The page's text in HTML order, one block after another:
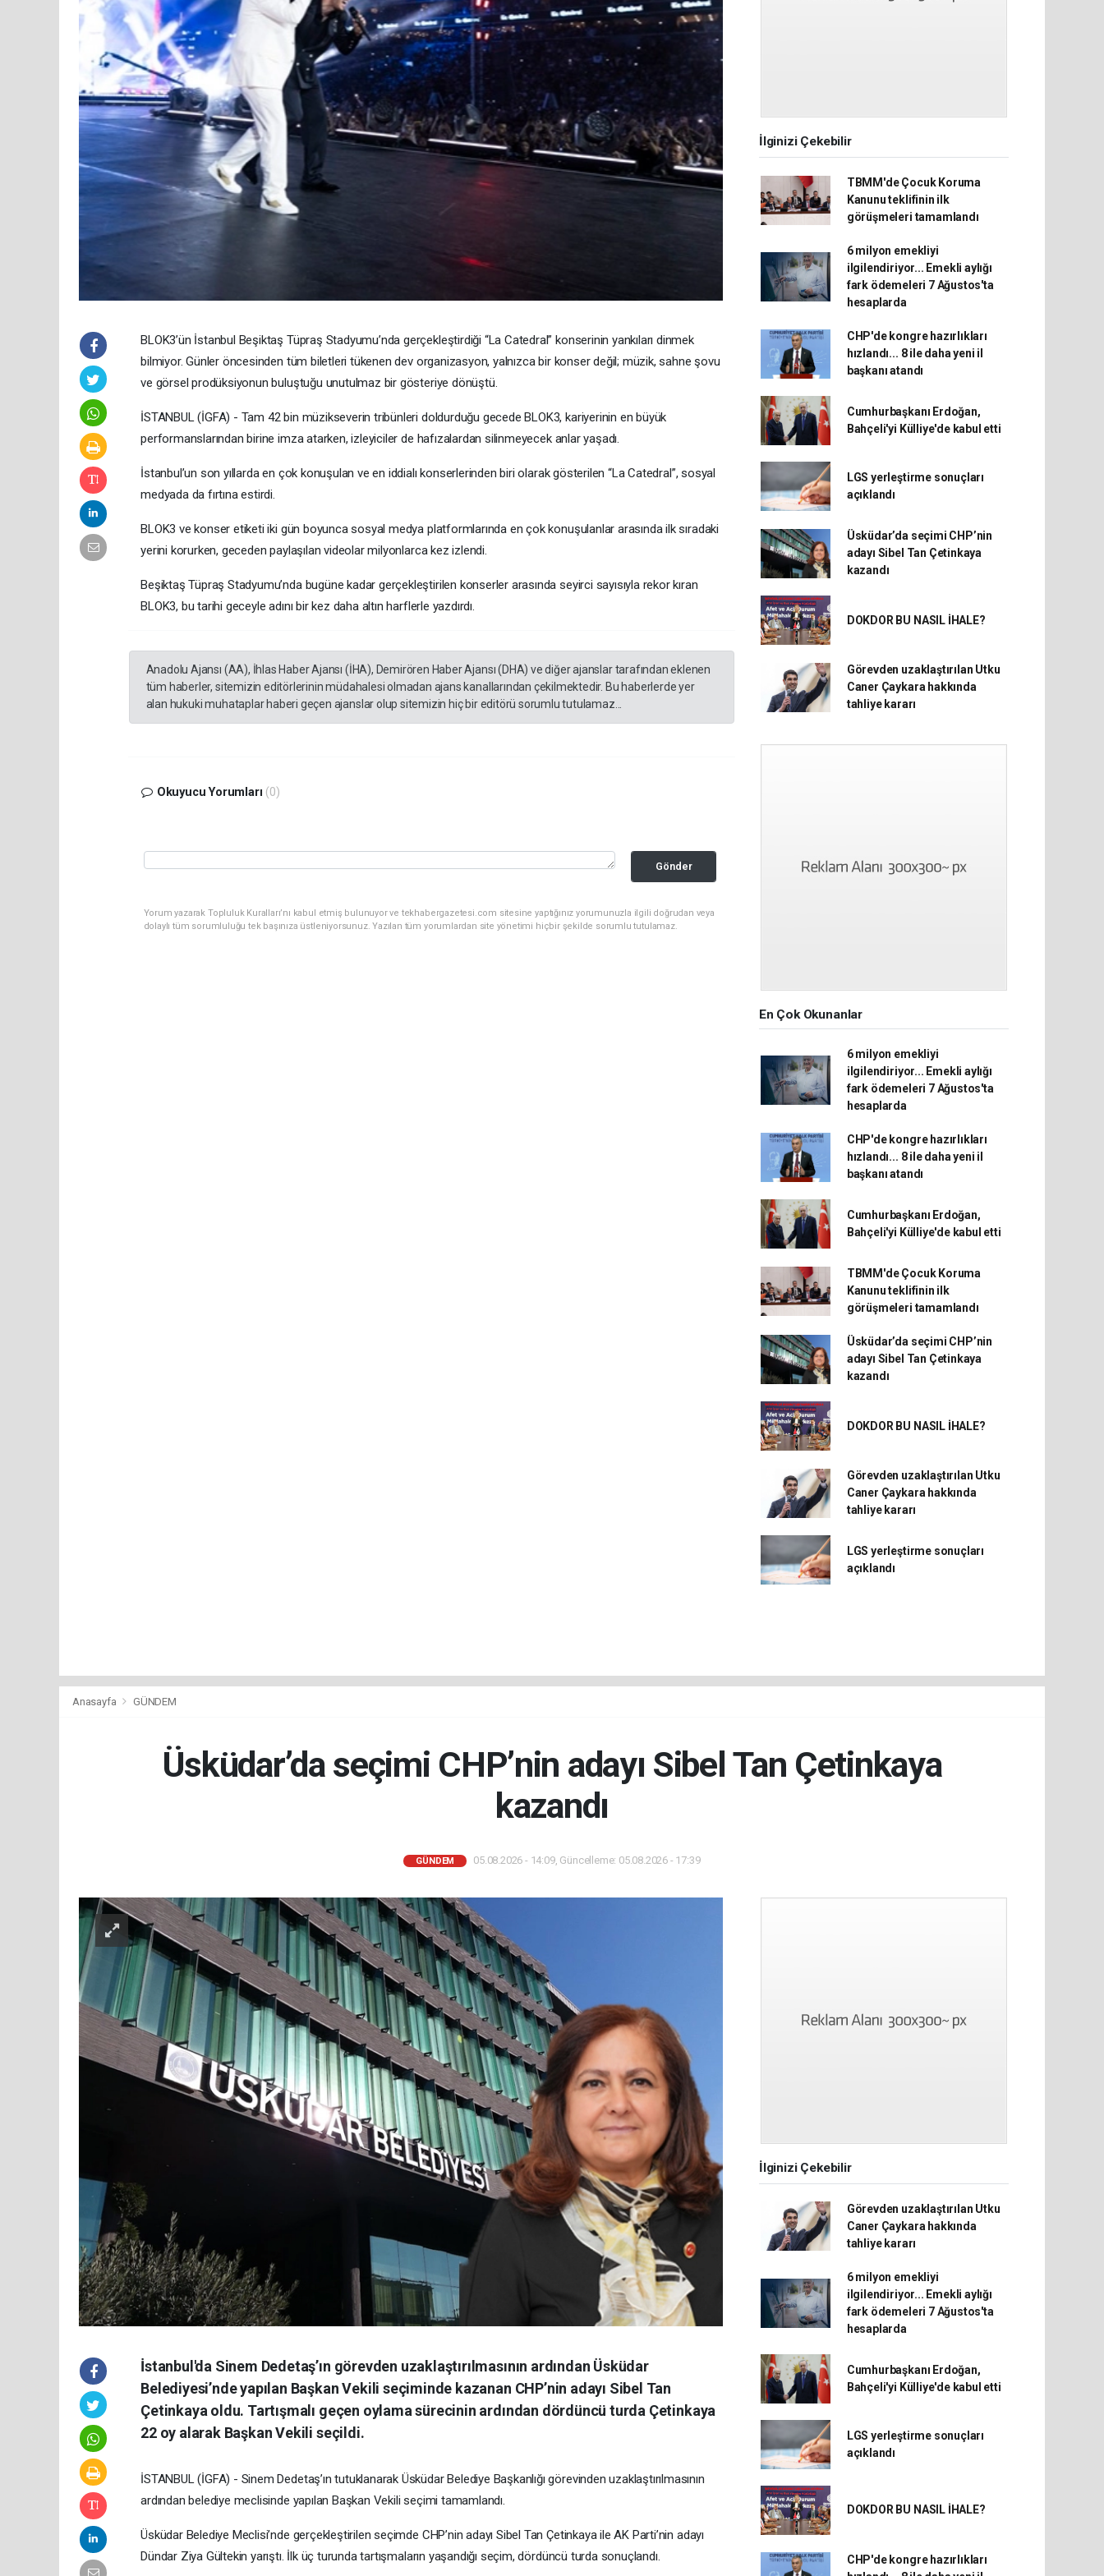
BLOK3’ün İstanbul Beşiktaş Tüpraş Stadyumu’nda gerçekleştirdiği “La Catedral” konserinin yankıları dinmek
bilmiyor. Günler öncesinden tüm biletleri tükenen dev organizasyon, yalnızca bir konser değil; müzik, sahne şovu
ve görsel prodüksiyonun buluştuğu unutulmaz bir gösteriye dönüştü.
İSTANBUL (İGFA) - Tam 42 bin müzikseverin tribünleri doldurduğu gecede BLOK3, kariyerinin en büyük
performanslarından birine imza atarken, izleyiciler de hafızalardan silinmeyecek anlar yaşadı.
İstanbul’un son yıllarda en çok konuşulan ve en iddialı konserlerinden biri olarak gösterilen “La Catedral”, sosyal
medyada da fırtına estirdi.
BLOK3 ve konser etiketi iki gün boyunca sosyal medya platformlarında en çok konuşulanlar arasında ilk sıradaki
yerini korurken, geceden paylaşılan videolar milyonlarca kez izlendi.
Beşiktaş Tüpraş Stadyumu’nda bugüne kadar gerçekleştirilen konserler arasında seyirci sayısıyla rekor kıran
BLOK3, bu tarihi geceyle adını bir kez daha altın harflerle yazdırdı.
Anadolu Ajansı (AA), İhlas Haber Ajansı (İHA), Demirören Haber Ajansı (DHA) ve diğer ajanslar tarafından eklenen
tüm haberler, sitemizin editörlerinin müdahalesi olmadan ajans kanallarından çekilmektedir. Bu haberlerde yer
alan hukuki muhataplar haberi geçen ajanslar olup sitemizin hiç bir editörü sorumlu tutulamaz...
Okuyucu Yorumları (0)
Gönder
Yorum yazarak Topluluk Kuralları’nı kabul etmiş bulunuyor ve tekhabergazetesi.com sitesine yaptığınız yorumunuzla ilgili doğrudan veya
dolaylı tüm sorumluluğu tek başınıza üstleniyorsunuz. Yazılan tüm yorumlardan site yönetimi hiçbir şekilde sorumlu tutulamaz.
İlginizi Çekebilir
TBMM'de Çocuk Koruma
Kanunu teklifinin ilk
görüşmeleri tamamlandı
6 milyon emekliyi
ilgilendiriyor... Emekli aylığı
fark ödemeleri 7 Ağustos'ta
hesaplarda
CHP'de kongre hazırlıkları
hızlandı... 8 ile daha yeni il
başkanı atandı
Cumhurbaşkanı Erdoğan,
Bahçeli'yi Külliye'de kabul etti
LGS yerleştirme sonuçları
açıklandı
Üsküdar’da seçimi CHP’nin
adayı Sibel Tan Çetinkaya
kazandı
DOKDOR BU NASIL İHALE?
Görevden uzaklaştırılan Utku
Caner Çaykara hakkında
tahliye kararı
En Çok Okunanlar
6 milyon emekliyi
ilgilendiriyor... Emekli aylığı
fark ödemeleri 7 Ağustos'ta
hesaplarda
CHP'de kongre hazırlıkları
hızlandı... 8 ile daha yeni il
başkanı atandı
Cumhurbaşkanı Erdoğan,
Bahçeli'yi Külliye'de kabul etti
TBMM'de Çocuk Koruma
Kanunu teklifinin ilk
görüşmeleri tamamlandı
Üsküdar’da seçimi CHP’nin
adayı Sibel Tan Çetinkaya
kazandı
DOKDOR BU NASIL İHALE?
Görevden uzaklaştırılan Utku
Caner Çaykara hakkında
tahliye kararı
LGS yerleştirme sonuçları
açıklandı
Anasayfa GÜNDEM
Üsküdar’da seçimi CHP’nin adayı Sibel Tan Çetinkaya
kazandı
GÜNDEM 05.08.2026 - 14:09, Güncelleme: 05.08.2026 - 17:39
İstanbul'da Sinem Dedetaş’ın görevden uzaklaştırılmasının ardından Üsküdar
Belediyesi’nde yapılan Başkan Vekili seçiminde kazanan CHP’nin adayı Sibel Tan
Çetinkaya oldu. Tartışmalı geçen oylama sürecinin ardından dördüncü turda Çetinkaya
22 oy alarak Başkan Vekili seçildi.
İSTANBUL (İGFA) - Sinem Dedetaş’ın tutuklanarak Üsküdar Belediye Başkanlığı görevinden uzaklaştırılmasının
ardından belediye meclisinde yapılan Başkan Vekili seçimi tamamlandı.
Üsküdar Belediye Meclisi’nde gerçekleştirilen seçimde CHP’nin adayı Sibel Tan Çetinkaya ile AK Parti’nin adayı
Dündar Ziya Gültekin yarıştı. İlk üç turunda tartışmaların yaşandığı seçim, dördüncü turda sonuçlandı.
İlginizi Çekebilir
Görevden uzaklaştırılan Utku
Caner Çaykara hakkında
tahliye kararı
6 milyon emekliyi
ilgilendiriyor... Emekli aylığı
fark ödemeleri 7 Ağustos'ta
hesaplarda
Cumhurbaşkanı Erdoğan,
Bahçeli'yi Külliye'de kabul etti
LGS yerleştirme sonuçları
açıklandı
DOKDOR BU NASIL İHALE?
CHP'de kongre hazırlıkları